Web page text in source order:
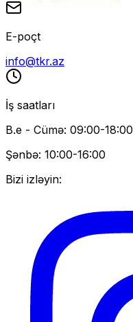
E-poçt
info@tkr.az
İş saatları
B.e - Cümə: 09:00-18:00
Şənbə: 10:00-16:00
Bizi izləyin: